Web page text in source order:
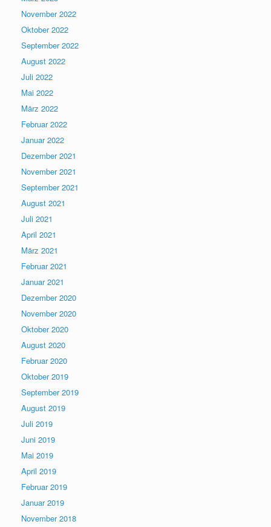
November 2022
Oktober 2022
September 2022
August 2022
Juli 2022
Mai 2022
März 2022
Februar 2022
Januar 2022
Dezember 2021
November 2021
September 2021
August 2021
Juli 2021
April 2021
März 2021
Februar 2021
Januar 2021
Dezember 2020
November 2020
Oktober 2020
August 2020
Februar 2020
Oktober 2019
September 2019
August 2019
Juli 2019
Juni 2019
Mai 2019
April 2019
Februar 2019
Januar 2019
November 2018